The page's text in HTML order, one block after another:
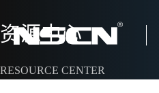
资源中心
RESOURCE CENTER